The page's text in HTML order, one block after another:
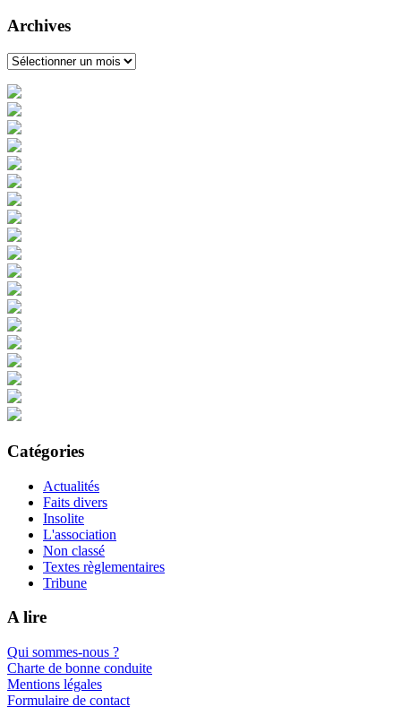
Archives
Archives
Catégories
Actualités
Faits divers
Insolite
L'association
Non classé
Textes règlementaires
Tribune
A lire
Qui sommes-nous ?
Charte de bonne conduite
Mentions légales
Formulaire de contact